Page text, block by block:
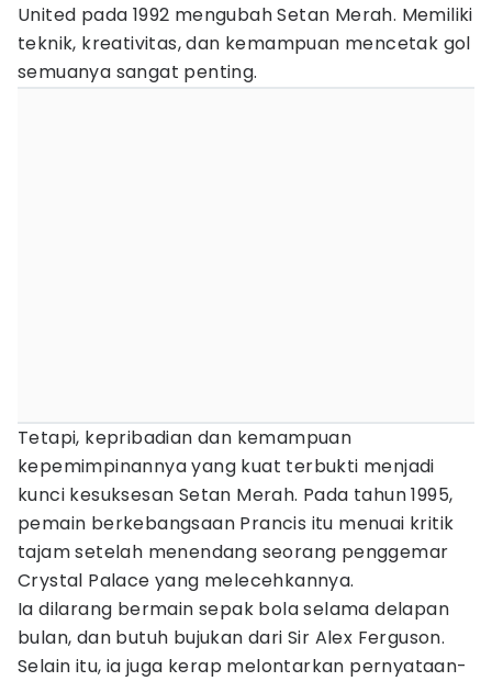
United pada 1992 mengubah Setan Merah. Memiliki
teknik, kreativitas, dan kemampuan mencetak gol
semuanya sangat penting.
Tetapi, kepribadian dan kemampuan
kepemimpinannya yang kuat terbukti menjadi
kunci kesuksesan Setan Merah. Pada tahun 1995,
pemain berkebangsaan Prancis itu menuai kritik
tajam setelah menendang seorang penggemar
Crystal Palace yang melecehkannya.
Ia dilarang bermain sepak bola selama delapan
bulan, dan butuh bujukan dari Sir Alex Ferguson.
Selain itu, ia juga kerap melontarkan pernyataan-